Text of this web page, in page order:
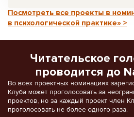
Посмотреть все проекты в
в психологической практике» >
Читательское
проводится до
Во всех проектных номинациях
Клуба может проголосовать за
проектов, но за каждый проект член
проголосовать не более одного раза.